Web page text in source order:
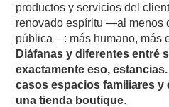
productos y servicios del
renovado espíritu —al menos
pública—: más humano, más
Diáfanas y diferentes entré
exactamente eso,
casos espacios familiares
una tienda boutique.